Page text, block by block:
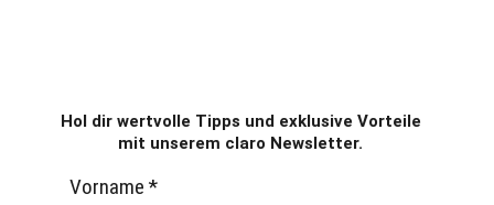
Hol dir wertvolle Tipps und exklusive Vorteile
mit unserem claro Newsletter.
Vorname *